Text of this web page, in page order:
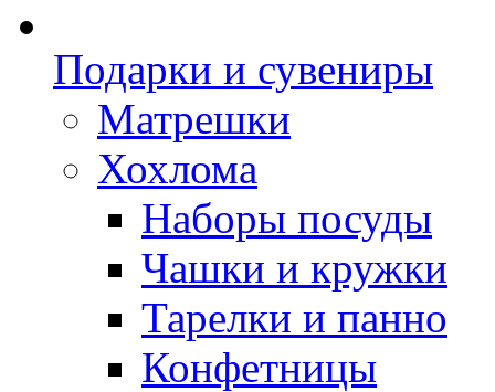
Подарки и сувениры
Матрешки
Хохлома
Наборы посуды
Чашки и кружки
Тарелки и панно
Конфетницы